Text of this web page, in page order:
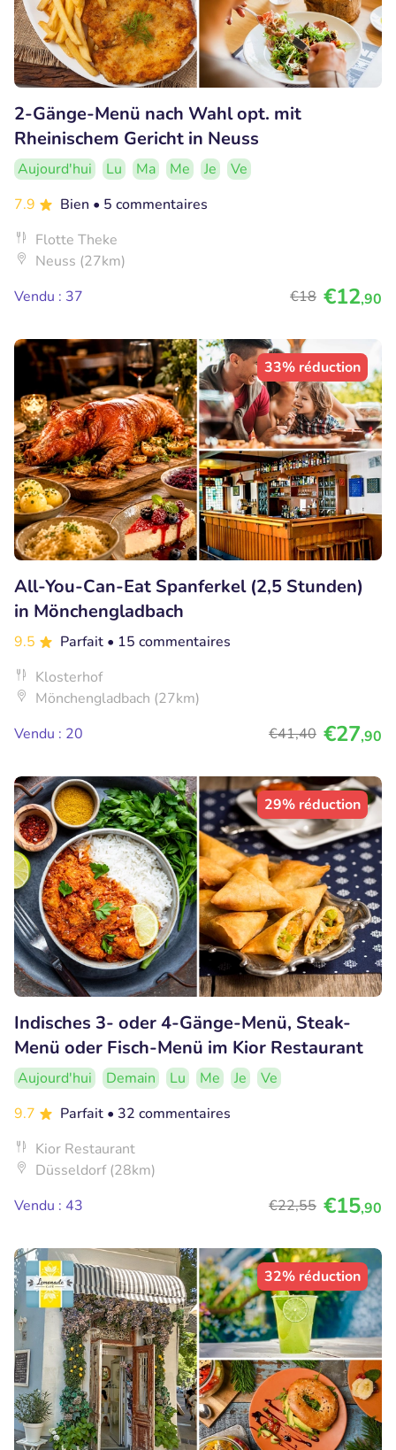
2-Gänge-Menü nach Wahl opt. mit
Rheinischem Gericht in Neuss
Aujourd'hui Lu Ma Me Je
Ve
7.9
Bien • 5 commentaires
Flotte Theke
Neuss (27km)
Vendu : 37
€18 €12,90
33% réduction
All-You-Can-Eat Spanferkel (2,5 Stunden)
in Mönchengladbach
9.5 Parfait • 15 commentaires
Klosterhof
Mönchengladbach (27km)
Vendu : 20
€41,40 €27,90
29% réduction
Indisches 3- oder 4-Gänge-Menü, Steak-
Menü oder Fisch-Menü im Kior Restaurant
Aujourd'hui Demain Lu Me Je
Ve
9.7
Parfait • 32 commentaires
Kior Restaurant
Düsseldorf (28km)
Vendu : 43
€22,55 €15,90
32% réduction